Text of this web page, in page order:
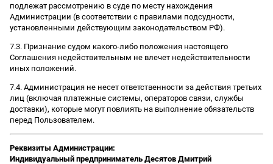
подлежат рассмотрению в суде по месту нахождения
Администрации (в соответствии с правилами подсудности,
установленными действующим законодательством РФ).
7.3. Признание судом какого-либо положения настоящего
Соглашения недействительным не влечет недействительности
иных положений.
7.4. Администрация не несет ответственности за действия третьих
лиц (включая платежные системы, операторов связи, службы
доставки), которые могут повлиять на выполнение обязательств
перед Пользователем.
Реквизиты Администрации:
Индивидуальный предприниматель Десятов Дмитрий